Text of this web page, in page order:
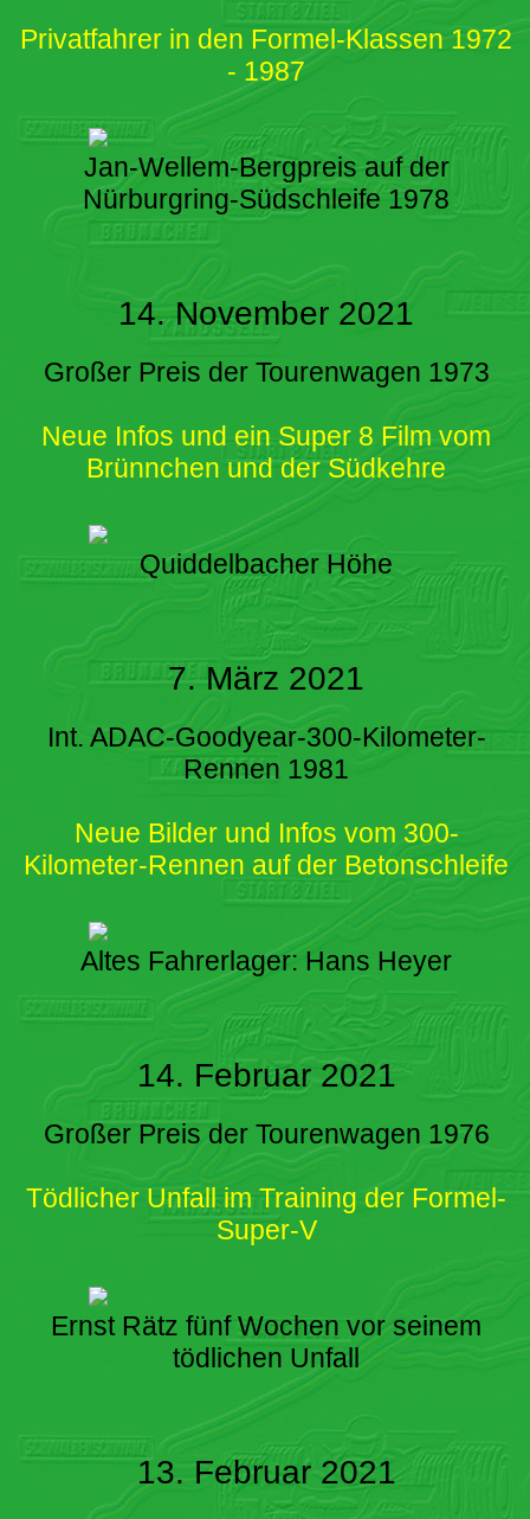
Privatfahrer in den Formel-Klassen 1972
- 1987
Jan-Wellem-Bergpreis auf der
Nürburgring-Südschleife 1978
14. November 2021
Großer Preis der Tourenwagen 1973
Neue Infos und ein Super 8 Film vom
Brünnchen und der Südkehre
Quiddelbacher Höhe
7. März 2021
Int. ADAC-Goodyear-300-Kilometer-
Rennen 1981
Neue Bilder und Infos vom 300-
Kilometer-Rennen auf der Betonschleife
Altes Fahrerlager: Hans Heyer
14. Februar 2021
Großer Preis der Tourenwagen 1976
Tödlicher Unfall im Training der Formel-
Super-V
Ernst Rätz fünf Wochen vor seinem
tödlichen Unfall
13. Februar 2021